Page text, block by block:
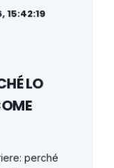
15:42:19
LO
perché